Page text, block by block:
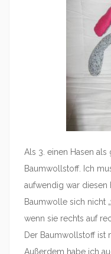
Als 3. einen Hasen
Baumwollstoff. Ich
aufwendig war diesen
Baumwolle sich nicht
wenn sie rechts auf
Der Baumwollstoff ist
Außerdem habe ich